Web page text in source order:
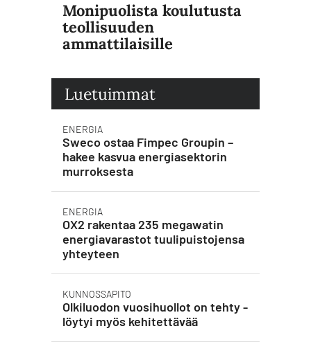
Monipuolista koulutusta
teollisuuden
ammattilaisille
Luetuimmat
ENERGIA
Sweco ostaa Fimpec Groupin –
hakee kasvua energiasektorin
murroksesta
ENERGIA
OX2 rakentaa 235 megawatin
energiavarastot tuulipuistojensa
yhteyteen
KUNNOSSAPITO
Olkiluodon vuosihuollot on tehty -
löytyi myös kehitettävää